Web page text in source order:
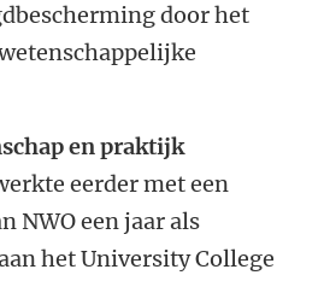
door het
en praktijk
eerder met een
NWO een jaar als
het University College